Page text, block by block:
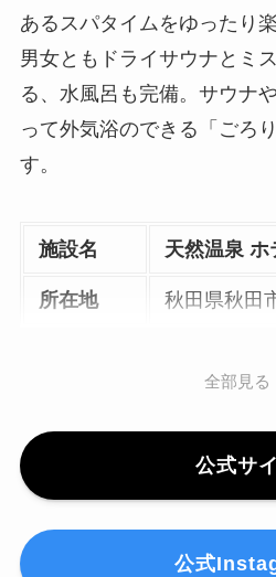
あるスパタイムをゆったり
男女ともドライサウナとミ
る、水風呂も完備。サウナ
って外気浴のできる「ごろ
す。
施設名 天然温泉 ホ
所在地 秋田県秋田
全部見
公式サ
公式